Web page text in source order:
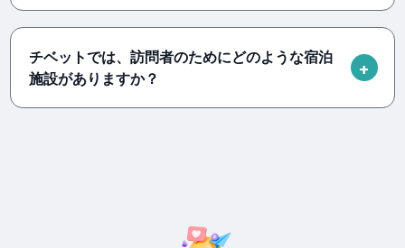
チベットでは、訪問者のためにどのような宿泊
施設がありますか？